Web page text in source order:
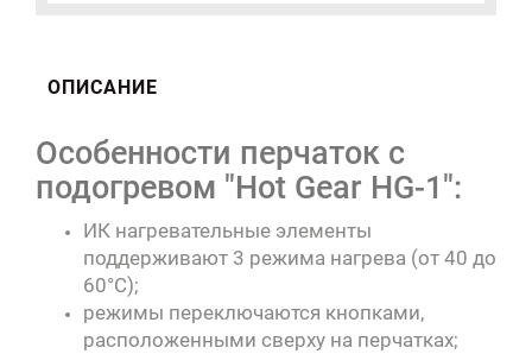
ОПИСАНИЕ
Особенности перчаток с
подогревом "Hot Gear HG-1":
ИК нагревательные элементы
поддерживают 3 режима нагрева (от 40 до
60°C);
режимы переключаются кнопками,
расположенными сверху на перчатках;